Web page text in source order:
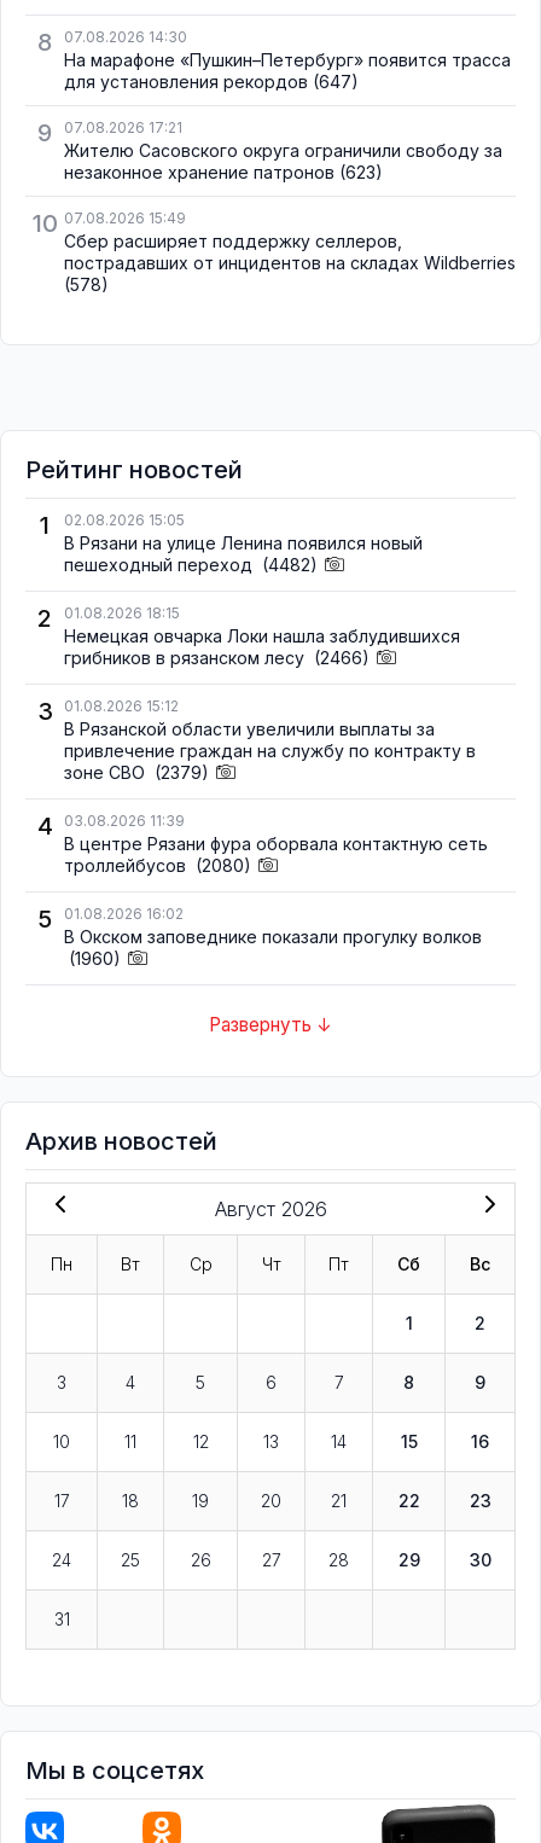
8 07.08.2026 14:30
На марафоне «Пушкин–Петербург» появится трасса
для установления рекордов (647)
9 07.08.2026 17:21
Жителю Сасовского округа ограничили свободу за
незаконное хранение патронов (623)
10 07.08.2026 15:49
Сбер расширяет поддержку селлеров,
пострадавших от инцидентов на складах Wildberries
(578)
Рейтинг новостей
1
02.08.2026 15:05
В Рязани на улице Ленина появился новый
пешеходный переход (4482)
2 01.08.2026 18:15
Немецкая овчарка Локи нашла заблудившихся
грибников в рязанском лесу (2466)
3 01.08.2026 15:12
В Рязанской области увеличили выплаты за
привлечение граждан на службу по контракту в
зоне СВО (2379)
4 03.08.2026 11:39
В центре Рязани фура оборвала контактную сеть
троллейбусов (2080)
5 01.08.2026 16:02
В Окском заповеднике показали прогулку волков
(1960)
Развернуть ↓
Архив новостей
Август 2026
Пн Вт Ср Чт Пт Сб Вс
1 2
3 4 5 6 7 8 9
10 11 12 13 14 15 16
17 18 19 20 21 22 23
24 25 26 27 28 29 30
31
Мы в соцсетях